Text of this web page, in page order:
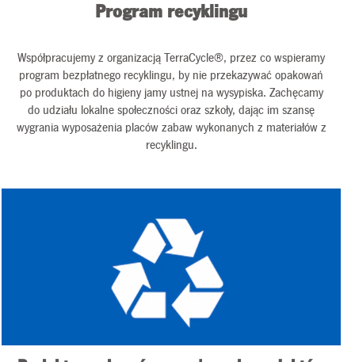
Program recyklingu
Współpracujemy z organizacją TerraCycle®, przez co wspieramy
program bezpłatnego recyklingu, by nie przekazywać opakowań
po produktach do higieny jamy ustnej na wysypiska. Zachęcamy
do udziału lokalne społeczności oraz szkoły, dając im szansę
wygrania wyposażenia placów zabaw wykonanych z materiałów z
recyklingu.